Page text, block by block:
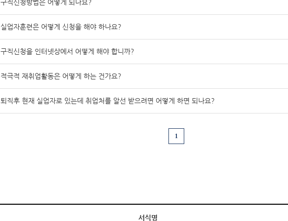
구직신청방법은 어떻게 되나요?
실업자훈련은 어떻게 신청을 해야 하나요?
구직신청을 인터넷상에서 어떻게 해야 합니까?
적극적 재취업활동은 어떻게 하는 건가요?
퇴직후 현재 실업자로 있는데 취업처를 알선 받으려면 어떻게 하면 되나요?
1
서식명